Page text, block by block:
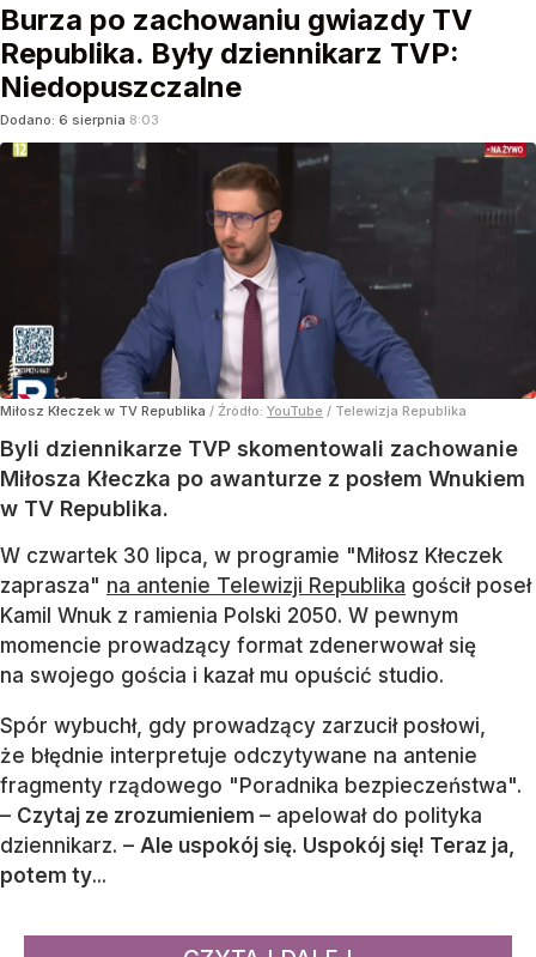
Burza po zachowaniu gwiazdy TV
Republika. Były dziennikarz TVP:
Niedopuszczalne
Dodano: 6 sierpnia 8:03
Miłosz Kłeczek w TV Republika / Źródło: YouTube / Telewizja Republika
Byli dziennikarze TVP skomentowali zachowanie
Miłosza Kłeczka po awanturze z posłem Wnukiem
w TV Republika.
W czwartek 30 lipca, w programie "Miłosz Kłeczek
zaprasza" na antenie Telewizji Republika gościł poseł
Kamil Wnuk z ramienia Polski 2050. W pewnym
momencie prowadzący format zdenerwował się
na swojego gościa i kazał mu opuścić studio.
Spór wybuchł, gdy prowadzący zarzucił posłowi,
że błędnie interpretuje odczytywane na antenie
fragmenty rządowego "Poradnika bezpieczeństwa".
– Czytaj ze zrozumieniem – apelował do polityka
dziennikarz. – Ale uspokój się. Uspokój się! Teraz ja,
potem ty...